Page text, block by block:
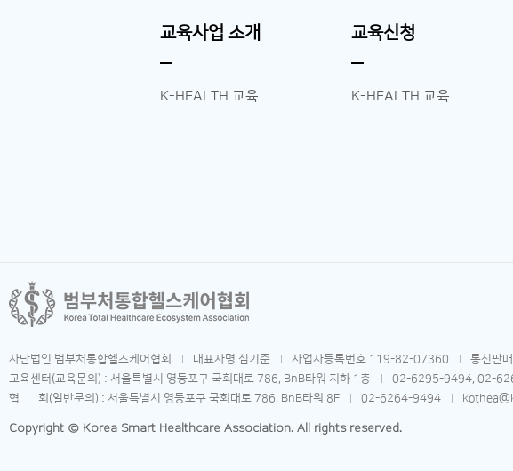
교육사업 소개
K-HEALTH 교육
교육신청
K-HEALTH 교육
사단법인 범부처통합헬스케어협회 대표자명 심기준 사업자등록번호 119-82-07360
통신판
교육센터(교육문의) : 서울특별시 영등포구 국회대로 786, BnB타워 지하 1층
02-6295-9494, 02-
협 회(일반문의) : 서울특별시 영등포구 국회대로 786, BnB타워 8F
02-6264-9494
Copyright © Korea Smart Healthcare Association. All rights reserved.